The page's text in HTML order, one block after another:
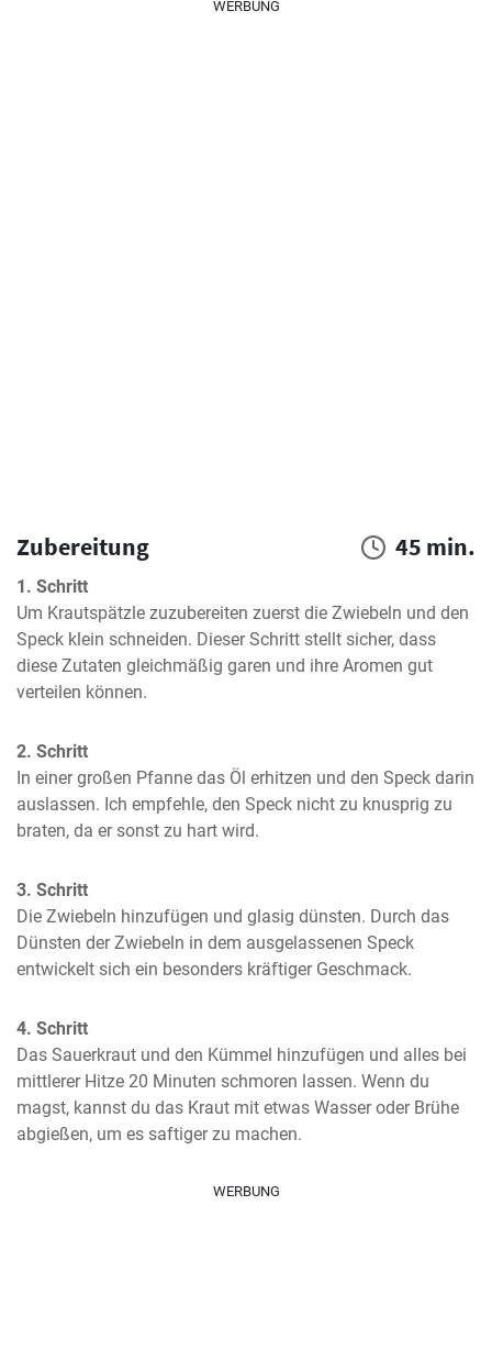
WERBUNG
Zubereitung 45 min.
1. Schritt
Um Krautspätzle zuzubereiten zuerst die Zwiebeln und den
Speck klein schneiden. Dieser Schritt stellt sicher, dass
diese Zutaten gleichmäßig garen und ihre Aromen gut
verteilen können.
2. Schritt
In einer großen Pfanne das Öl erhitzen und den Speck darin
auslassen. Ich empfehle, den Speck nicht zu knusprig zu
braten, da er sonst zu hart wird.
3. Schritt
Die Zwiebeln hinzufügen und glasig dünsten. Durch das
Dünsten der Zwiebeln in dem ausgelassenen Speck
entwickelt sich ein besonders kräftiger Geschmack.
4. Schritt
Das Sauerkraut und den Kümmel hinzufügen und alles bei
mittlerer Hitze 20 Minuten schmoren lassen. Wenn du
magst, kannst du das Kraut mit etwas Wasser oder Brühe
abgießen, um es saftiger zu machen.
WERBUNG